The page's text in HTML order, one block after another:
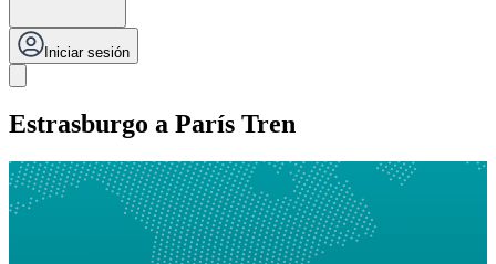
Iniciar sesión
Estrasburgo a París Tren